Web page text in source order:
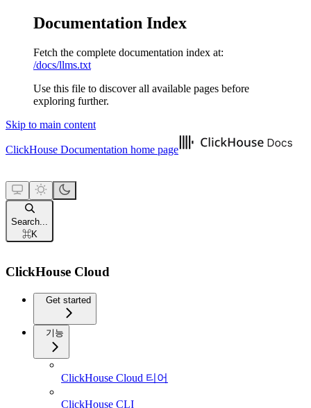
Documentation Index
Fetch the complete documentation index at:
/docs/llms.txt
Use this file to discover all available pages before
exploring further.
Skip to main content
ClickHouse Documentation home page
Search...
⌘K
ClickHouse Cloud
Get started
기능
ClickHouse Cloud 티어
ClickHouse CLI